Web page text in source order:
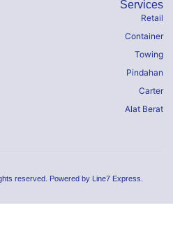
Services
Retail
Container
Towing
Pindahan
Carter
Alat Berat
reserved. Powered by Line7 Express.